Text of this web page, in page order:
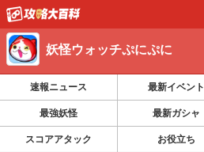
妖怪ウォッチぷにぷに
速報ニュース 最新イベント
最強妖怪 最新ガシャ
スコアアタック お役立ち